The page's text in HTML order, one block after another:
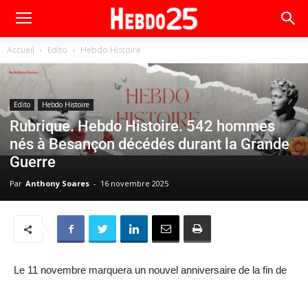
Accueil Edito Hebdo Histoire
Edito Hebdo Histoire
Rubrique. Hebdo Histoire. 542 hommes
nés à Besançon décédés durant la Grande
Guerre
Par Anthony Soares - 16 novembre 2025
Le 11 novembre marquera un nouvel anniversaire de la fin de